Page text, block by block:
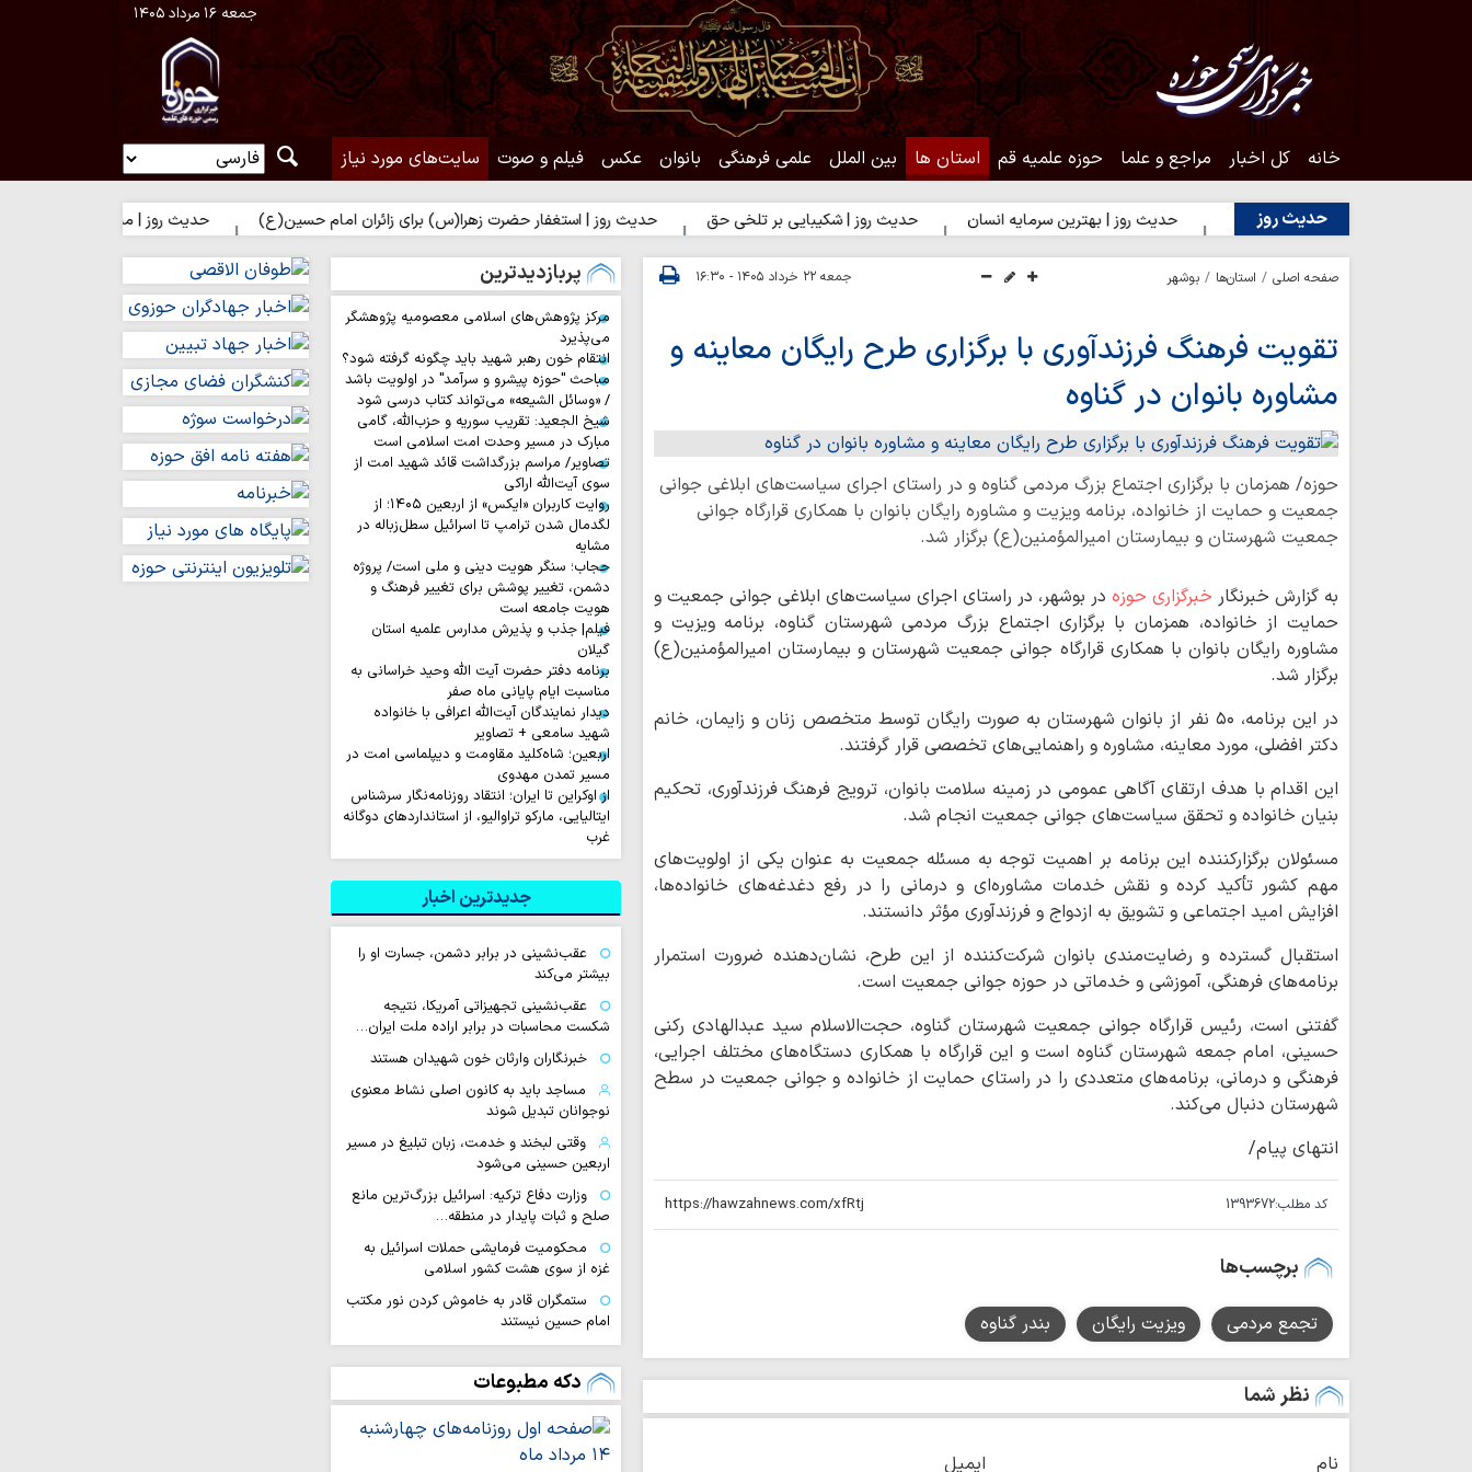
جمعه ۱۶ مرداد ۱۴۰۵
خانه کل اخبار مراجع و علما حوزه علمیه قم استان ها بین الملل علمی فرهنگی بانوان عکس فیلم و صوت سایت‌های مورد نیاز
حدیث روز
شدن به محبت اهل‌بیت(ع) حدیث روز | بهترین سرمایه انسان حدیث روز | شکیبایی بر تلخی حق حدیث روز | استغفار حضرت زهرا(س) برای زائران امام حسین(ع) حدیث روز | مباهات خداوند به زائر
صفحه اصلی استان‌ها بوشهر جمعه ۲۲ خرداد ۱۴۰۵ - ۱۶:۳۰
تقویت فرهنگ فرزندآوری با برگزاری طرح رایگان معاینه و
مشاوره بانوان در گناوه
حوزه/ همزمان با برگزاری اجتماع بزرگ مردمی گناوه و در راستای اجرای سیاست‌های ابلاغی جوانی
جمعیت و حمایت از خانواده، برنامه ویزیت و مشاوره رایگان بانوان با همکاری قرارگاه جوانی
جمعیت شهرستان و بیمارستان امیرالمؤمنین(ع) برگزار شد.
به گزارش خبرنگار خبرگزاری حوزه در بوشهر، در راستای اجرای سیاست‌های ابلاغی جوانی جمعیت و
حمایت از خانواده، همزمان با برگزاری اجتماع بزرگ مردمی شهرستان گناوه، برنامه ویزیت و
مشاوره رایگان بانوان با همکاری قرارگاه جوانی جمعیت شهرستان و بیمارستان امیرالمؤمنین(ع)
برگزار شد.
در این برنامه، ۵۰ نفر از بانوان شهرستان به صورت رایگان توسط متخصص زنان و زایمان، خانم
دکتر افضلی، مورد معاینه، مشاوره و راهنمایی‌های تخصصی قرار گرفتند.
این اقدام با هدف ارتقای آگاهی عمومی در زمینه سلامت بانوان، ترویج فرهنگ فرزندآوری، تحکیم
بنیان خانواده و تحقق سیاست‌های جوانی جمعیت انجام شد.
مسئولان برگزارکننده این برنامه بر اهمیت توجه به مسئله جمعیت به عنوان یکی از اولویت‌های
مهم کشور تأکید کرده و نقش خدمات مشاوره‌ای و درمانی را در رفع دغدغه‌های خانواده‌ها،
افزایش امید اجتماعی و تشویق به ازدواج و فرزندآوری مؤثر دانستند.
استقبال گسترده و رضایت‌مندی بانوان شرکت‌کننده از این طرح، نشان‌دهنده ضرورت استمرار
برنامه‌های فرهنگی، آموزشی و خدماتی در حوزه جوانی جمعیت است.
گفتنی است، رئیس قرارگاه جوانی جمعیت شهرستان گناوه، حجت‌الاسلام سید عبدالهادی رکنی
حسینی، امام جمعه شهرستان گناوه است و این قرارگاه با همکاری دستگاه‌های مختلف اجرایی،
فرهنگی و درمانی، برنامه‌های متعددی را در راستای حمایت از خانواده و جوانی جمعیت در سطح
شهرستان دنبال می‌کند.
انتهای پیام/
کد مطلب:1393672
برچسب‌ها
تجمع مردمی ویزیت رایگان بندر گناوه
نظر شما
نام ایمیل
پربازدیدترین
مرکز پژوهش‌های اسلامی معصومیه پژوهشگر
می‌پذیرد
انتقام خون رهبر شهید باید چگونه گرفته شود؟
مباحث "حوزه پیشرو و سرآمد" در اولویت باشد
/ «وسائل الشیعه» می‌تواند کتاب درسی شود
شیخ الجعید: تقریب سوریه و حزب‌الله، گامی
مبارک در مسیر وحدت امت اسلامی است
تصاویر/ مراسم بزرگداشت قائد شهید امت از
سوی آیت‌الله اراکی
روایت‌ کاربران «ایکس» از اربعین ۱۴۰۵؛ از
لگدمال شدن ترامپ تا اسرائیل سطل‌زباله‌ در
مشایه
حجاب؛ سنگر هویت دینی و ملی است/ پروژه
دشمن، تغییر پوشش برای تغییر فرهنگ و
هویت جامعه است
فیلم| جذب و پذیرش مدارس علمیه استان
گیلان
برنامه دفتر حضرت آیت الله وحید خراسانی به
مناسبت ایام پایانی ماه صفر
دیدار نمایندگان آیت‌الله اعرافی با خانواده
شهید سامعی + تصاویر
اربعین؛ شاه‌کلید مقاومت و دیپلماسی امت در
مسیر تمدن مهدوی
از اوکراین تا ایران؛ انتقاد روزنامه‌نگار سرشناس
ایتالیایی، مارکو تراوالیو، از استانداردهای دوگانه
غرب
جدیدترین اخبار
عقب‌نشینی در برابر دشمن، جسارت او را
بیشتر می‌کند
عقب‌نشینی تجهیزاتی آمریکا، نتیجه
شکست محاسبات در برابر اراده ملت ایران…
خبرنگاران وارثان خون شهیدان هستند
مساجد باید به کانون اصلی نشاط معنوی
نوجوانان تبدیل شوند
وقتی لبخند و خدمت، زبان تبلیغ در مسیر
اربعین حسینی می‌شود
وزارت دفاع ترکیه: اسرائیل بزرگ‌ترین مانع
صلح و ثبات پایدار در منطقه…
محکومیت فرمایشی حملات اسرائیل به
غزه از سوی هشت کشور اسلامی
ستمگران قادر به خاموش کردن نور مکتب
امام حسین نیستند
شهادت رمز پیروزی بر آمریکا…
ممنوعیت اشاره به خدا و دین در ارتش
کانادا
اربعین «آیین تدبیری» است نه فناوری
دکه مطبوعات